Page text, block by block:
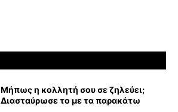
Μήπως η κολλητή σου σε ζηλεύει;
Διασταύρωσε το με τα παρακάτω